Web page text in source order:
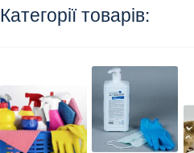
Категорії товарів: